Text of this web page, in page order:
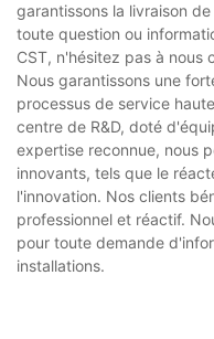
garantissons la livraison
toute question ou
CST, n'hésitez pas à nous
Nous garantissons une
processus de service
centre de R&D, doté
expertise reconnue, nous
innovants, tels que le
l'innovation. Nos clients
professionnel et réactif.
pour toute demande
installations.